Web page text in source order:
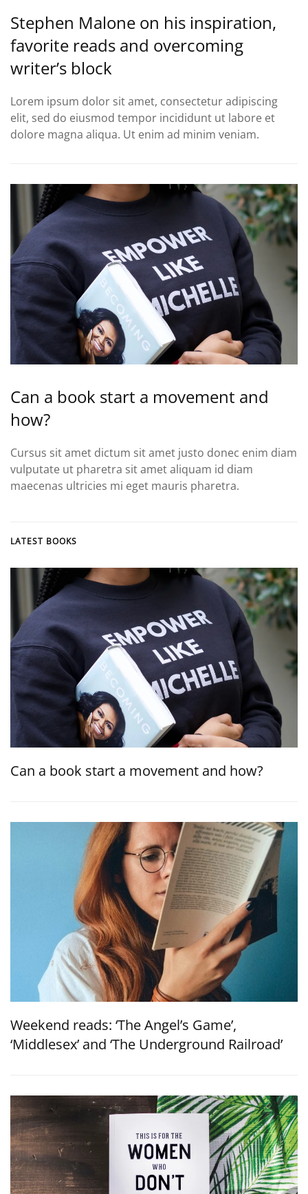
Stephen Malone on his inspiration,
favorite reads and overcoming
writer’s block
Lorem ipsum dolor sit amet, consectetur adipiscing
elit, sed do eiusmod tempor incididunt ut labore et
dolore magna aliqua. Ut enim ad minim veniam.
Can a book start a movement and
how?
Cursus sit amet dictum sit amet justo donec enim diam
vulputate ut pharetra sit amet aliquam id diam
maecenas ultricies mi eget mauris pharetra.
LATEST BOOKS
Can a book start a movement and how?
Weekend reads: ‘The Angel’s Game’,
‘Middlesex’ and ‘The Underground Railroad’